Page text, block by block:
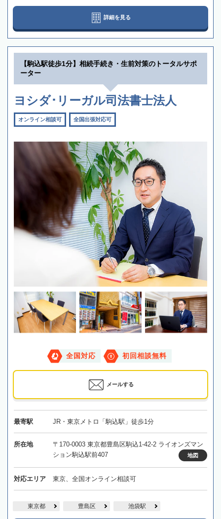
詳細を見る
【駒込駅徒歩1分】相続手続き・生前対策のトータルサポ
ーター
ヨシダ･リーガル司法書士法人
オンライン相談可 全国出張対応可
全国対応 初回相談無料
メールする
最寄駅 JR・東京メトロ「駒込駅」徒歩1分
所在地
〒170-0003 東京都豊島区駒込1-42-2 ライオンズマン
ション駒込駅前407
地図
対応エリア 東京、全国オンライン相談可
東京都 豊島区 池袋駅